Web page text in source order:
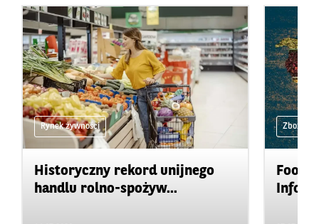
Rynek żywności
Historyczny rekord unijnego
handlu rolno-spożyw...
Zboża i